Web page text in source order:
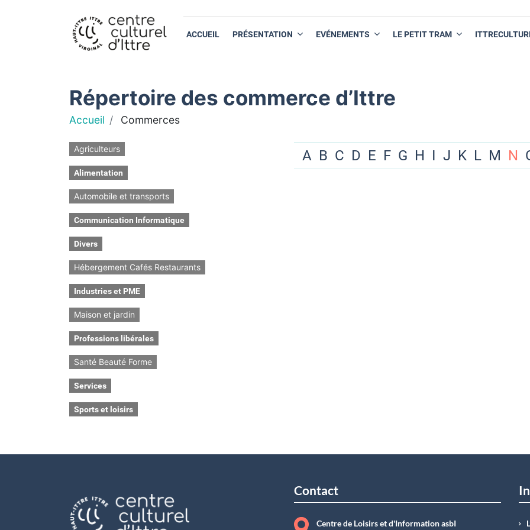
ACCUEIL PRÉSENTATION EVÉNEMENTS LE PETIT TRAM
Répertoire des commerce d’Ittre
Accueil Commerces
Agriculteurs
Alimentation
Automobile et transports
Communication Informatique
Divers
Hébergement Cafés Restaurants
Industries et PME
Maison et jardin
Professions libérales
Santé Beauté Forme
Services
Sports et loisirs
A B C D E F G H I J K L M N
Contact
Centre de Loisirs et d'Information asbI